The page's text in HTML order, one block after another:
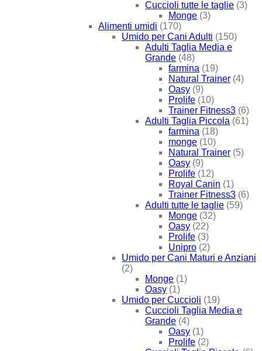
Cuccioli tutte le taglie (3)
Monge (3)
Alimenti umidi (170)
Umido per Cani Adulti (150)
Adulti Taglia Media e
Grande (48)
farmina (19)
Natural Trainer (4)
Oasy (9)
Prolife (10)
Trainer Fitness3 (6)
Adulti Taglia Piccola (61)
farmina (18)
monge (10)
Natural Trainer (5)
Oasy (9)
Prolife (12)
Royal Canin (1)
Trainer Fitness3 (6)
Adulti tutte le taglie (59)
Monge (32)
Oasy (22)
Prolife (3)
Unipro (2)
Umido per Cani Maturi e Anziani
(2)
Monge (1)
Oasy (1)
Umido per Cuccioli (19)
Cuccioli Taglia Media e
Grande (4)
Oasy (1)
Prolife (2)